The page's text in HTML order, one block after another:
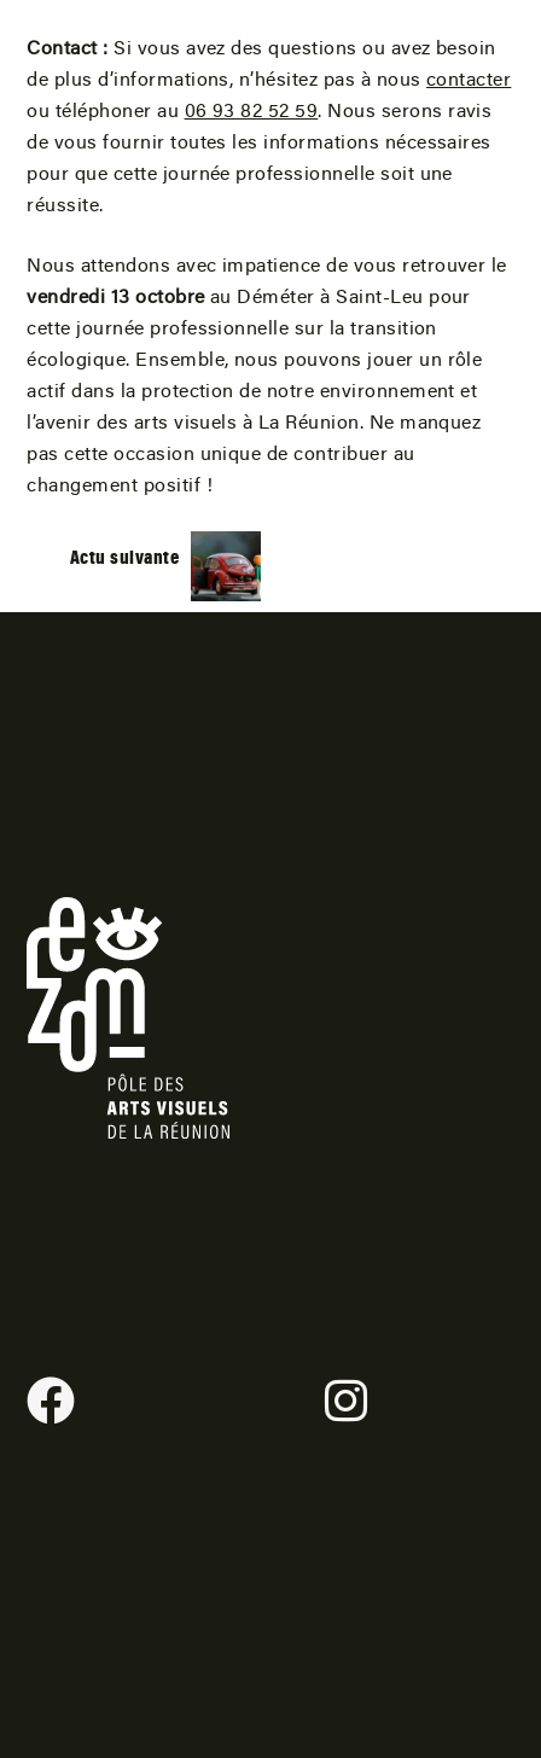
Contact : Si vous avez des questions ou avez besoin
de plus d’informations, n’hésitez pas à nouscontacter
ou téléphoner au 06 93 82 52 59. Nous serons ravis
de vous fournir toutes les informations nécessaires
pour que cette journée professionnelle soit une
réussite.
Nous attendons avec impatience de vous retrouver le
vendredi 13 octobreau Déméter à Saint-Leu pour
cette journée professionnelle sur la transition
écologique. Ensemble, nous pouvons jouer un rôle
actif dans la protection de notre environnement et
l’avenir des arts visuels à La Réunion. Ne manquez
pas cette occasion unique de contribuer au
changement positif !
Actu suivante